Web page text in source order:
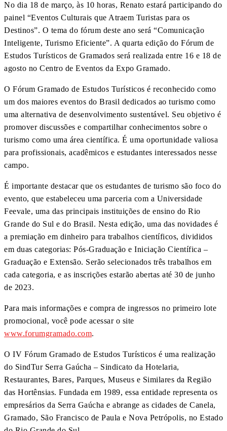
No dia 18 de março, às 10 horas, Renato estará participando do
painel “Eventos Culturais que Atraem Turistas para os
Destinos”. O tema do fórum deste ano será “Comunicação
Inteligente, Turismo Eficiente”. A quarta edição do Fórum de
Estudos Turísticos de Gramados será realizada entre 16 e 18 de
agosto no Centro de Eventos da Expo Gramado.
O Fórum Gramado de Estudos Turísticos é reconhecido como
um dos maiores eventos do Brasil dedicados ao turismo como
uma alternativa de desenvolvimento sustentável. Seu objetivo é
promover discussões e compartilhar conhecimentos sobre o
turismo como uma área científica. É uma oportunidade valiosa
para profissionais, acadêmicos e estudantes interessados nesse
campo.
É importante destacar que os estudantes de turismo são foco do
evento, que estabeleceu uma parceria com a Universidade
Feevale, uma das principais instituições de ensino do Rio
Grande do Sul e do Brasil. Nesta edição, uma das novidades é
a premiação em dinheiro para trabalhos científicos, divididos
em duas categorias: Pós-Graduação e Iniciação Científica –
Graduação e Extensão. Serão selecionados três trabalhos em
cada categoria, e as inscrições estarão abertas até 30 de junho
de 2023.
Para mais informações e compra de ingressos no primeiro lote
promocional, você pode acessar o site
www.forumgramado.com.
O IV Fórum Gramado de Estudos Turísticos é uma realização
do SindTur Serra Gaúcha – Sindicato da Hotelaria,
Restaurantes, Bares, Parques, Museus e Similares da Região
das Hortênsias. Fundada em 1989, essa entidade representa os
empresários da Serra Gaúcha e abrange as cidades de Canela,
Gramado, São Francisco de Paula e Nova Petrópolis, no Estado